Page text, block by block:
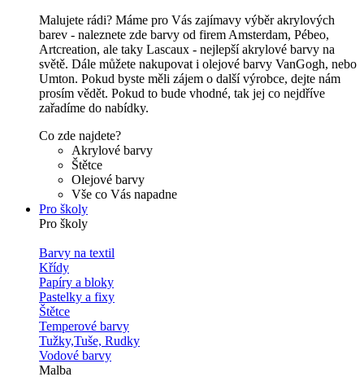
Malujete rádi? Máme pro Vás zajímavy výběr akrylových
barev - naleznete zde barvy od firem Amsterdam, Pébeo,
Artcreation, ale taky Lascaux - nejlepší akrylové barvy na
světě. Dále můžete nakupovat i olejové barvy VanGogh, nebo
Umton. Pokud byste měli zájem o další výrobce, dejte nám
prosím vědět. Pokud to bude vhodné, tak jej co nejdříve
zařadíme do nabídky.
Co zde najdete?
Akrylové barvy
Štětce
Olejové barvy
Vše co Vás napadne
Pro školy
Pro školy
Barvy na textil
Křídy
Papíry a bloky
Pastelky a fixy
Štětce
Temperové barvy
Tužky,Tuše, Rudky
Vodové barvy
Malba